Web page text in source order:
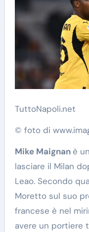
TuttoNapoli.net
© foto di
Mike Maignan è
lasciare il Milan
Leao. Secondo
Moretto sul suo
francese è nel
avere un portiere